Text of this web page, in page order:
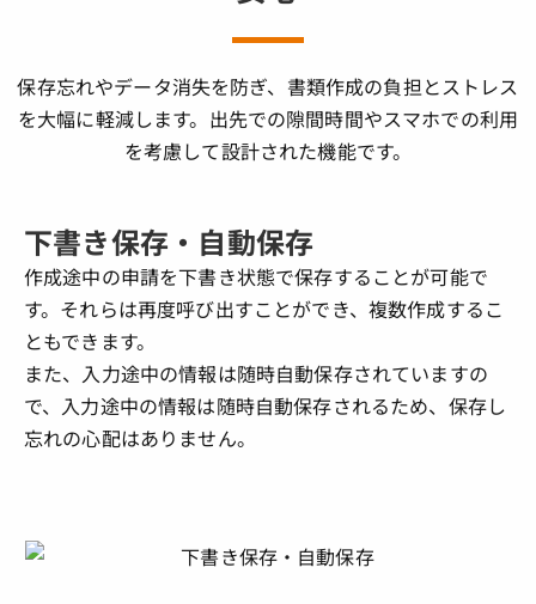
保存忘れやデータ消失を防ぎ、書類作成の負担とストレス
を大幅に軽減します。出先での隙間時間やスマホでの利用
を考慮して設計された機能です。
下書き保存・自動保存
作成途中の申請を下書き状態で保存することが可能で
す。それらは再度呼び出すことができ、複数作成するこ
ともできます。
また、入力途中の情報は随時自動保存されていますの
で、入力途中の情報は随時自動保存されるため、保存し
忘れの心配はありません。